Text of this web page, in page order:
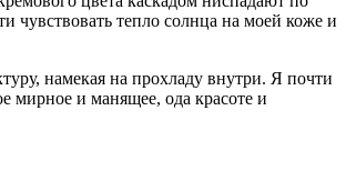
чувствовать тепло солнца на моей коже и
намекая на прохладу внутри. Я почти
мирное и манящее, ода красоте и